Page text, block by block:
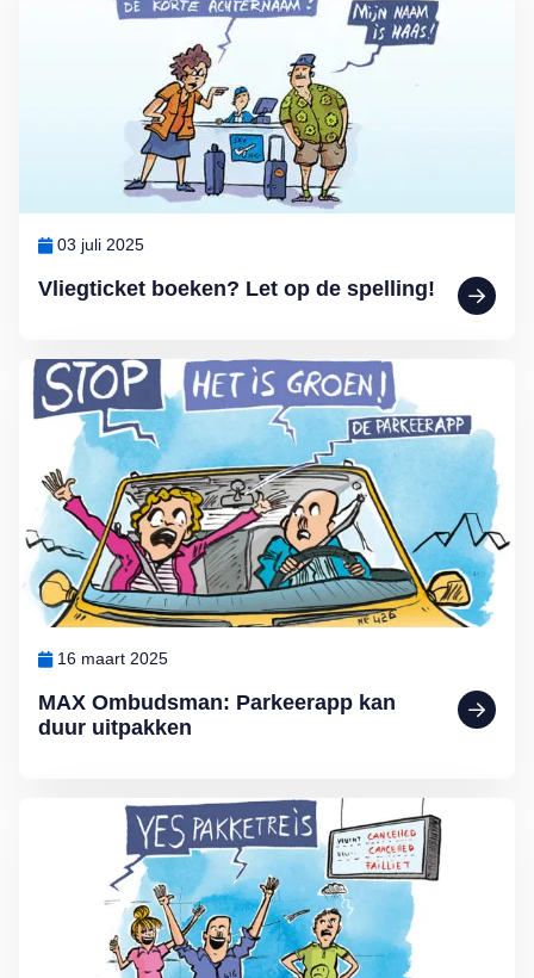
Vliegticket boeken? Let op de spelling!
03 juli 2025
MAX Ombudsman: Parkeerapp kan
duur uitpakken
16 maart 2025
Lees meer over MAX Ombudsman: Parkeerapp kan duur uitpakken
Lees meer over De voordelen van een pakketreis volgens MAX